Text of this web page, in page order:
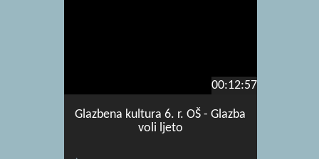
00:12:57
Glazbena kultura 6. r. OŠ - Glazba
voli ljeto